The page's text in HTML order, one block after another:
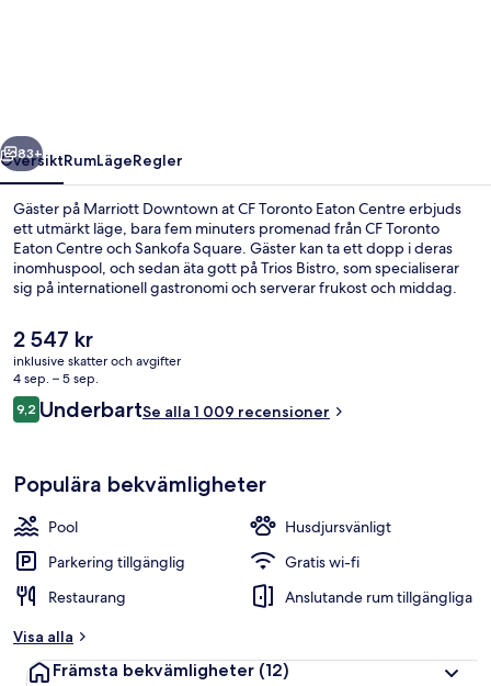
Centre
Nästa
83+
ÖversiktRumLägeRegler
Gäster på Marriott Downtown at CF Toronto Eaton Centre erbjuds
ett utmärkt läge, bara fem minuters promenad från CF Toronto
Eaton Centre och Sankofa Square. Gäster kan ta ett dopp i deras
inomhuspool, och sedan äta gott på Trios Bistro, som specialiserar
sig på internationell gastronomi och serverar frukost och middag.
och ett fitnesscenter. Den hjälpsamma personalen och det centrala
läget brukar uppskattas av våra resenärer. Kollektivtrafik finns i
närheten. Det är bara några steg till Dundas St West At Bay St Stop
och till Dundas St West At Chestnut St Stop tar det 4 minuter att gå.
Det
nuvarande
priset
är
2 547 kr
2 547 kr
inklusive skatter och avgifter
4 sep. – 5 sep.
Recensioner
9,29,2 av 10,
UnderbartSe alla 1 009 recensioner
Populära bekvämligheter
Pool
Husdjursvänligt
Parkering tillgänglig
Gratis wi-fi
Restaurang
Anslutande rum tillgängliga
Visa alla
Främsta bekvämligheter (12)